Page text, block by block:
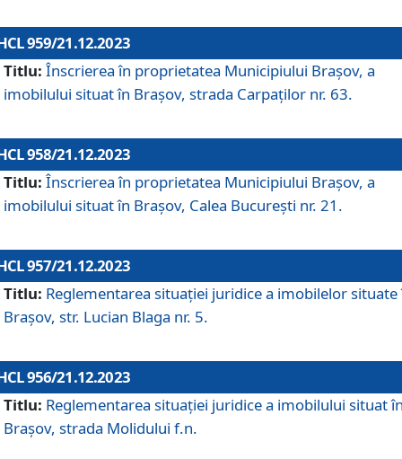
959/21.12.2023
Titlu: Înscrierea în proprietatea Municipiului Brașov, a
imobilului situat în Brașov, strada Carpaților nr. 63.
958/21.12.2023
Titlu: Înscrierea în proprietatea Municipiului Brașov, a
imobilului situat în Brașov, Calea București nr. 21.
957/21.12.2023
Titlu: Reglementarea situației juridice a imobilelor situate
Brașov, str. Lucian Blaga nr. 5.
956/21.12.2023
Titlu: Reglementarea situației juridice a imobilului situat
Brașov, strada Molidului f.n.